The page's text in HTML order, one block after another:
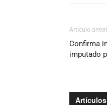
Artículo
Confirma
imputado